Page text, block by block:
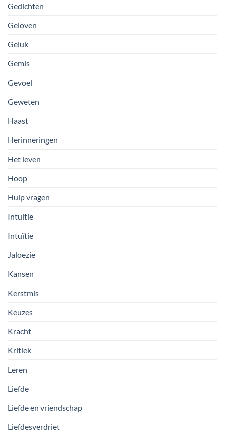
Gedichten
Geloven
Geluk
Gemis
Gevoel
Geweten
Haast
Herinneringen
Het leven
Hoop
Hulp vragen
Intuitie
Intuïtie
Jaloezie
Kansen
Kerstmis
Keuzes
Kracht
Kritiek
Leren
Liefde
Liefde en vriendschap
Liefdesverdriet